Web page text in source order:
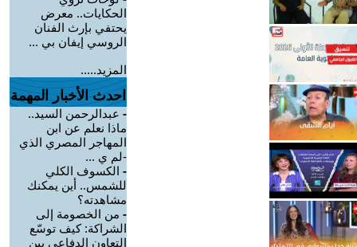
الحكايات.. معرض
يحتفي بإرث الفنان
الروسي إيفان بي ...
المزيد.....
احدث الأخبار المهمة
- عبدالرحمن السيد..
ماذا نعلم عن ابن
المهاجر المصري الذي
-لم ي ...
- الكسوف الكلي
للشمس.. أين يمكنك
مشاهدته؟
- من الخصومة إلى
الشراكة: كيف توسّع
التعاون الدفاعي بين